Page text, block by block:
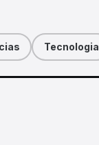
Tecnologia